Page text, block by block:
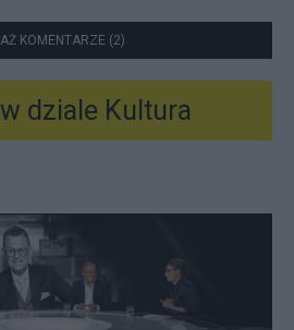
KOMENTARZE (2)
dziale Kultura